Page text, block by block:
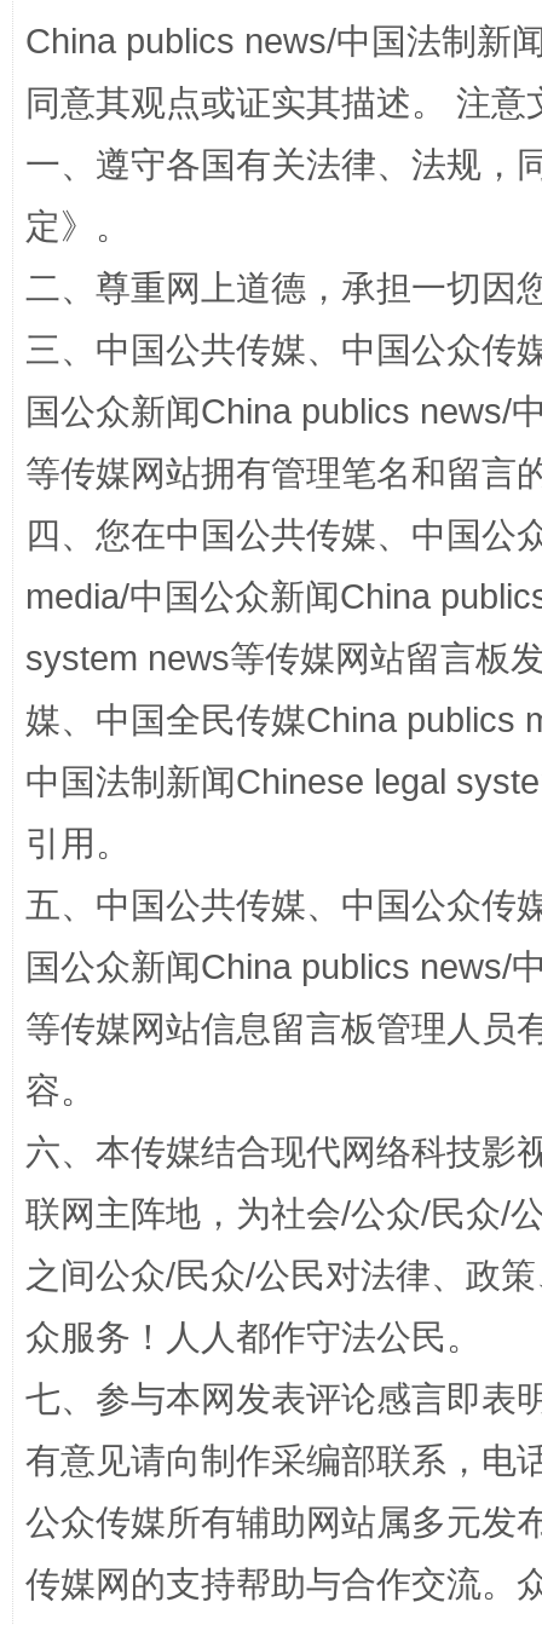
如何以
“蜀中异人”王建安的艺术幻境
完善运行机制助力责任有效落实 一纸欠
东山县通报“牛蛙产品抗生素超标问题”
China publics news/中国法制新
同意其观点或证实其描述。 注
一、遵守各国有关法律、法规，
定》。
二、尊重网上道德，承担一切因
三、中国公共传媒、中国公众传
国公众新闻China publics news/
等传媒网站拥有管理笔名和留言
四、您在中国公共传媒、中国公
media/中国公众新闻China
system news等传媒网站留言板
媒、中国全民传媒China publics
中国法制新闻Chinese legal
引用。
五、中国公共传媒、中国公众传
国公众新闻China publics news/
等传媒网站信息留言板管理人员
容。
六、本传媒结合现代网络科技影
联网主阵地，为社会/公众/民众/
之间公众/民众/公民对法律、政
众服务！人人都作守法公民。
七、参与本网发表评论感言即表
有意见请向制作采编部联系，电
公众传媒所有辅助网站属多元发
传媒网的支持帮助与合作交流。